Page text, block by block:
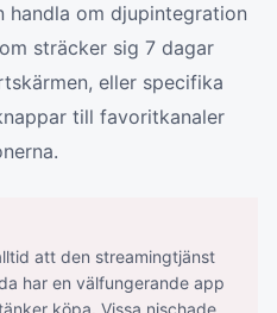
handla om djupintegration
sträcker sig 7 dagar
eller specifika
till favoritkanaler
att den streamingtjänst
har en välfungerande app
köpa. Vissa nischade